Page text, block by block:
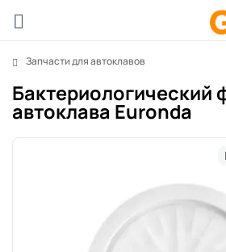
Запчасти для автоклавов
Бактериологический
автоклава Euronda